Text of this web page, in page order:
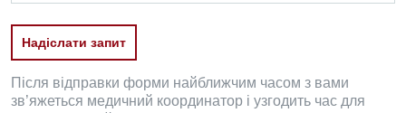
Пульмонологія
Ревматологія
Судинна хірургія
Надіслати запит
Після відправки форми найближчим часом з вами
зв’яжеться медичний координатор і узгодить час для